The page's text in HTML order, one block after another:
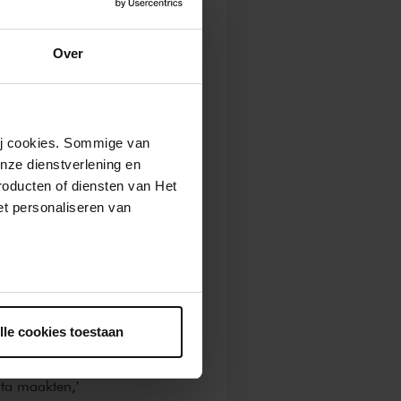
Over
cookies. Sommige van
dienstverlening en
of diensten van Het
personaliseren van
cookies toestaan
- eerste
de club.
Cuarteto
en het
hij een
een eigen
die
maakten,'